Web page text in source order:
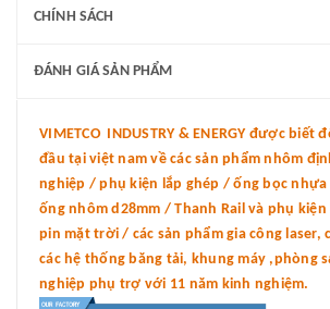
CHÍNH SÁCH
ĐÁNH GIÁ SẢN PHẨM
VIMETCO INDUSTRY & ENERGY được biết
đầu tại việt nam về các sản phẩm nhôm
nghiệp / phụ kiện lắp ghép / ống bọc nhựa
ống nhôm d28mm / Thanh Rail và phụ
pin mặt trời / các sản phẩm gia công laser,
các hệ thống băng tải, khung máy ,phòng
nghiệp phụ trợ với 11 năm kinh nghiệm.